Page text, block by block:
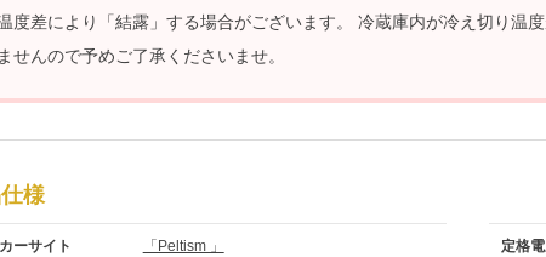
度差により「結露」する場合がございます。 冷蔵庫内が冷え切り温
ませんので予めご了承くださいませ。
様
ーサイト 「Peltism 」 定格